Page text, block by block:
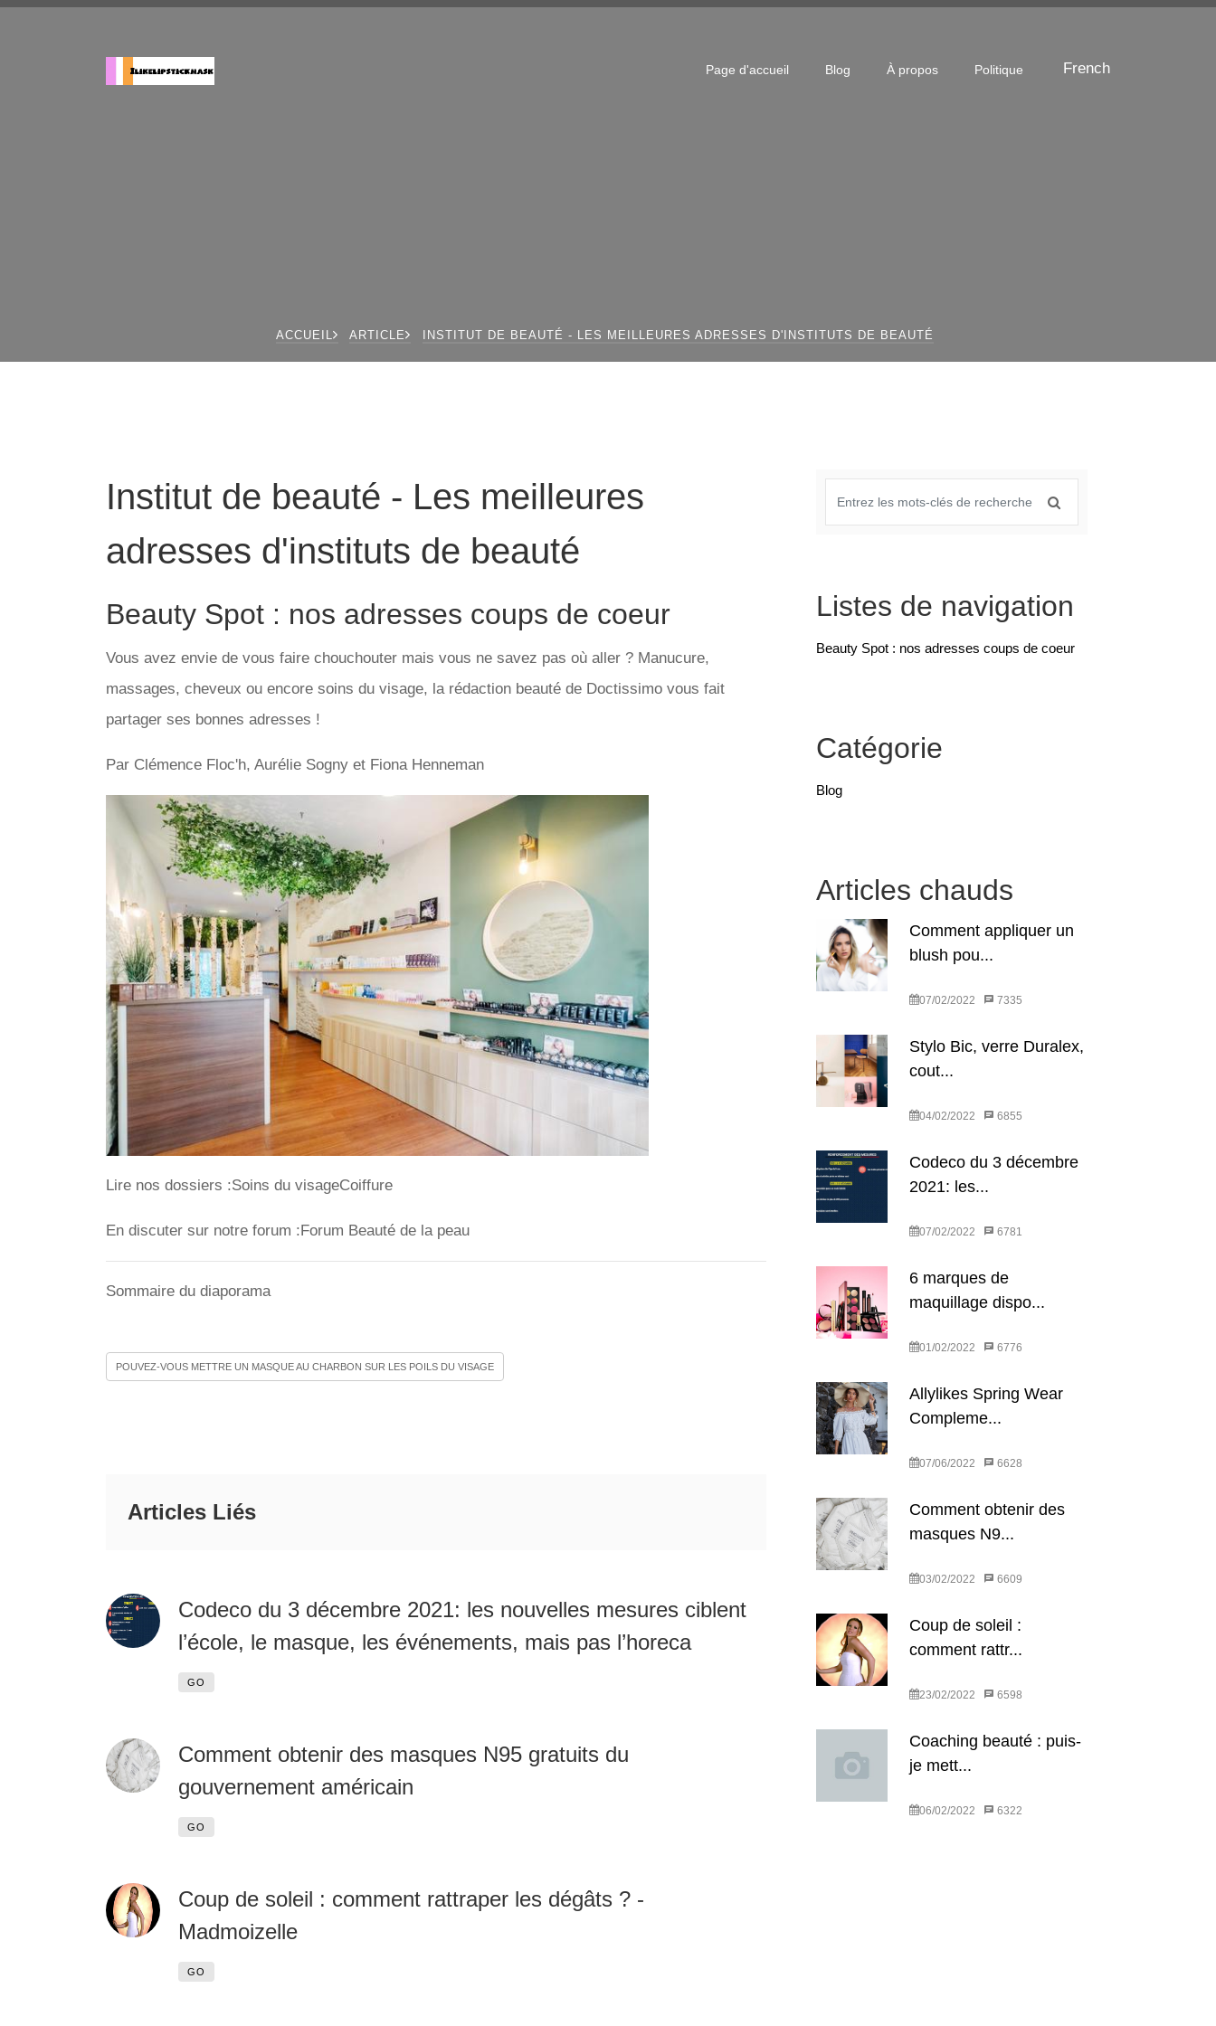
Page d'accueil Blog À propos Politique French
ACCUEIL ARTICLE INSTITUT DE BEAUTÉ - LES MEILLEURES ADRESSES D'INSTITUTS DE BEAUTÉ
Institut de beauté - Les meilleures
adresses d'instituts de beauté
Beauty Spot : nos adresses coups de coeur
Vous avez envie de vous faire chouchouter mais vous ne savez pas où aller ? Manucure,
massages, cheveux ou encore soins du visage, la rédaction beauté de Doctissimo vous fait
partager ses bonnes adresses !
Par Clémence Floc'h, Aurélie Sogny et Fiona Henneman
Lire nos dossiers :Soins du visageCoiffure
En discuter sur notre forum :Forum Beauté de la peau
Sommaire du diaporama
POUVEZ-VOUS METTRE UN MASQUE AU CHARBON SUR LES POILS DU VISAGE
Articles Liés
Codeco du 3 décembre 2021: les nouvelles mesures ciblent
l’école, le masque, les événements, mais pas l’horeca
GO
Comment obtenir des masques N95 gratuits du
gouvernement américain
GO
Coup de soleil : comment rattraper les dégâts ? -
Madmoizelle
GO
Listes de navigation
Beauty Spot : nos adresses coups de coeur
Catégorie
Blog
Articles chauds
Comment appliquer un
blush pou...
07/02/2022 7335
Stylo Bic, verre Duralex,
cout...
04/02/2022 6855
Codeco du 3 décembre
2021: les...
07/02/2022 6781
6 marques de
maquillage dispo...
01/02/2022 6776
Allylikes Spring Wear
Compleme...
07/06/2022 6628
Comment obtenir des
masques N9...
03/02/2022 6609
Coup de soleil :
comment rattr...
23/02/2022 6598
Coaching beauté : puis-
je mett...
06/02/2022 6322